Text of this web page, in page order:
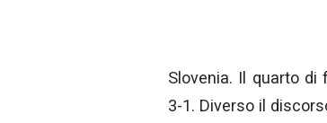
Slovenia. Il quarto
3-1. Diverso il